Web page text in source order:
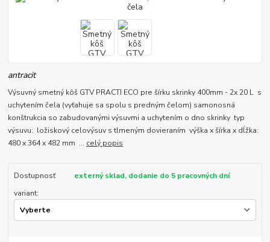
antracit
Výsuvný smetný kôš GTV PRACTI ECO pre šírku skrinky 400mm - 2x 20 L s
uchytením čela (vyťahuje sa spolu s predným čelom) samonosná
konštrukcia so zabudovanými výsuvmi a uchytením o dno skrinky typ
výsuvu: ložiskový celovýsuv s tlmeným dovieraním výška x šírka x dĺžka:
480 x 364 x 482 mm ... celý popis
Dostupnosť
externý sklad, dodanie do 5 pracovných dní
variant: